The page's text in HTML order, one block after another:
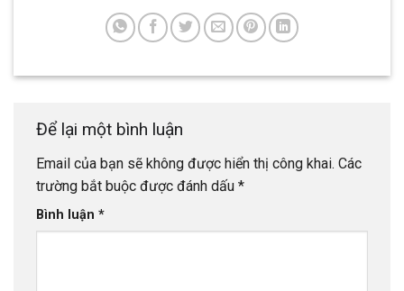
Để lại một bình luận
Email của bạn sẽ không được hiển thị công khai. Các
trường bắt buộc được đánh dấu *
Bình luận *